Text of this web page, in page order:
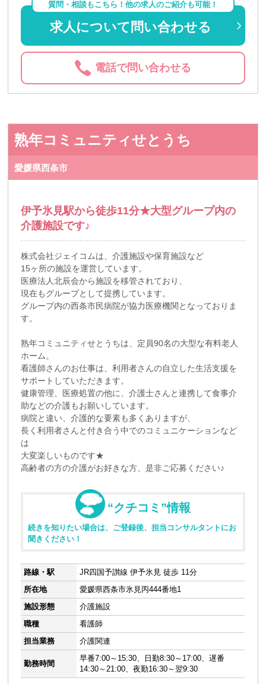
質問・相談もこちら！他の求人のご紹介も可能！
求人について問い合わせる
電話で問い合わせる
熟年コミュニティせとうち
愛媛県西条市
伊予氷見駅から徒歩11分★大型グループ内の
介護施設です♪
株式会社ジェイコムは、介護施設や保育施設など
15ヶ所の施設を運営しています。
医療法人北辰会から施設を移管されており、
現在もグループとして提携しています。
グループ内の西条市民病院が協力医療機関となっておりま
す。
熟年コミュニティせとうちは、定員90名の大型な有料老人
ホーム。
看護師さんのお仕事は、利用者さんの自立した生活支援を
サポートしていただきます。
健康管理、医療処置の他に、介護士さんと連携して食事介
助などの介護もお願いしています。
病院と違い、介護的な要素も多くありますが、
長く利用者さんと付き合う中でのコミュニケーションなど
は
大変楽しいものです★
高齢者の方の介護がお好きな方、是非ご応募ください♪
“クチコミ”情報
続きを知りたい場合は、ご登録後、担当コンサルタントにお
聞きください！
路線・駅
JR四国予讃線 伊予氷見 徒歩 11分
所在地
愛媛県西条市氷見丙444番地1
施設形態
介護施設
職種
看護師
担当業務
介護関連
勤務時間
早番7:00～15:30、日勤8:30～17:00、遅番
14:30～21:00、夜勤16:30～翌9:30